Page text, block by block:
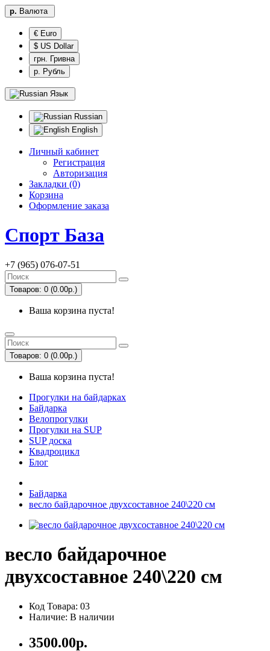
р. Валюта
€ Euro
$ US Dollar
грн. Гривна
р. Рубль
Язык
Russian
English
Личный кабинет
Регистрация
Авторизация
Закладки (0)
Корзина
Оформление заказа
Спорт База
+7 (965) 076-07-51
Товаров: 0 (0.00р.)
Ваша корзина пуста!
Товаров: 0 (0.00р.)
Ваша корзина пуста!
Прогулки на байдарках
Байдарка
Велопрогулки
Прогулки на SUP
SUP доска
Квадроцикл
Блог
Байдарка
весло байдарочное двухсоставное 240\220 см
весло байдарочное
двухсоставное 240\220 см
Код Товара: 03
Наличие: В наличии
3500.00р.